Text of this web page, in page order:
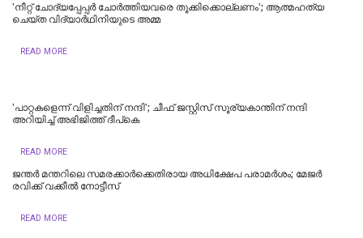
'നീറ്റ് ചോദ്യപ്പേപ്പർ ചോർത്തിയവരെ തൂക്കിക്കൊല്ലണം'; ആത്മഹത്യ
ചെയ്ത വിദ്യാർഥിനിയുടെ അമ്മ
READ MORE
'പാറ്റകളെന്ന് വിളിച്ചതിന് നന്ദി'; ചീഫ് ജസ്റ്റിസ് സൂര്യകാന്തിന് നന്ദി
അറിയിച്ച് അഭിജിത്ത് ദീപ്‌കെ
READ MORE
ജന്തർ മന്തറിലെ സമരക്കാർക്കെതിരായ അധിക്ഷേപ പരാമർശം; മേജർ
രവിക്ക് വക്കീൽ നോട്ടീസ്
READ MORE